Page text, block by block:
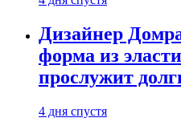
Дизайнер
форма из
прослужит
4 дня спустя